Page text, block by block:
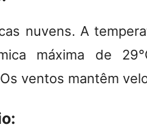
nuvens. A
máxima de
ventos mantêm